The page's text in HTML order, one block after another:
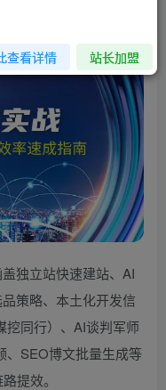
1192 86
独立站快速建站、AI
策略、本土化开发信
挖同行）、AI谈判军师
、SEO博文批量生成等
提效。
查看详情 站长加盟